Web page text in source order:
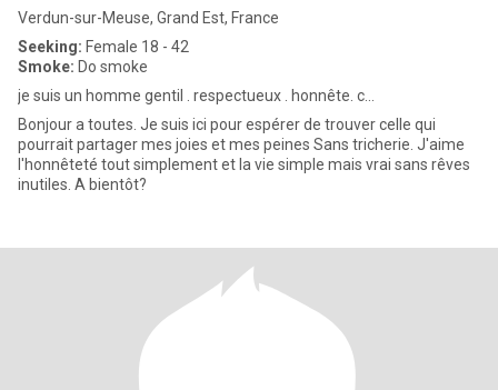
Verdun-sur-Meuse, Grand Est, France
Seeking: Female 18 - 42
Smoke: Do smoke
je suis un homme gentil . respectueux . honnête. c...
Bonjour a toutes. Je suis ici pour espérer de trouver celle qui
pourrait partager mes joies et mes peines Sans tricherie. J'aime
l'honnêteté tout simplement et la vie simple mais vrai sans rêves
inutiles. A bientôt?